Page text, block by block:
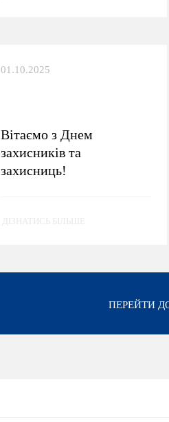
01.10.2025
Вітаємо з Днем
захисників та
захисниць!
ДІЗНАТИСЬ БІЛЬШЕ
ПЕРЕЙТИ